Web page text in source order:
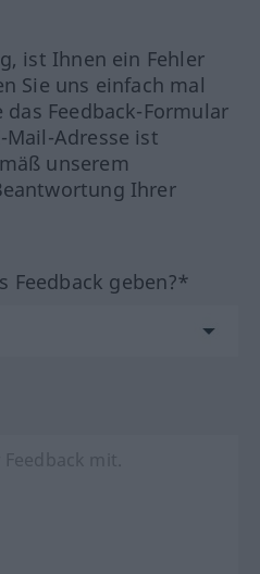
ist Ihnen ein Fehler
Sie uns einfach mal
Feedback-Formular
Mail-Adresse ist
unserem
Ihrer
Feedback geben?*